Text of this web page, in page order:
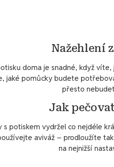
Nažehlení
doma je snadné, když
jaké pomůcky budete
přesto
Jak
s potiskem vydržel co nejdéle
aviváž – prodloužíte
na nejnižší